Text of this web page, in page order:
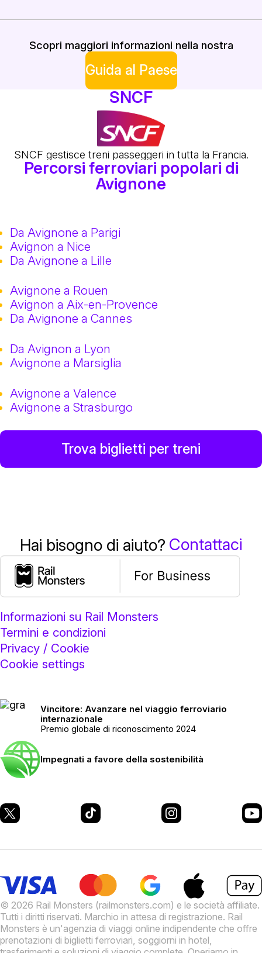
Scopri maggiori informazioni nella nostra
Guida al Paese
SNCF
SNCF gestisce treni passeggeri in tutta la Francia.
Percorsi ferroviari popolari di
Avignone
Da Avignone a Parigi
Avignon a Nice
Da Avignone a Lille
Avignone a Rouen
Avignon a Aix-en-Provence
Da Avignone a Cannes
Da Avignon a Lyon
Avignone a Marsiglia
Avignone a Valence
Avignone a Strasburgo
Trova biglietti per treni
Hai bisogno di aiuto? Contattaci
Informazioni su Rail Monsters
Termini e condizioni
Privacy / Cookie
Cookie settings
Vincitore: Avanzare nel viaggio ferroviario
internazionale
Premio globale di riconoscimento 2024
Impegnati a favore della sostenibilità
© 2026 Rail Monsters (railmonsters.com) e le società affiliate.
Tutti i diritti riservati. Marchio in attesa di registrazione. Rail
Monsters è un'agenzia di viaggi online indipendente che offre
prenotazioni di biglietti ferroviari, soggiorni in hotel,